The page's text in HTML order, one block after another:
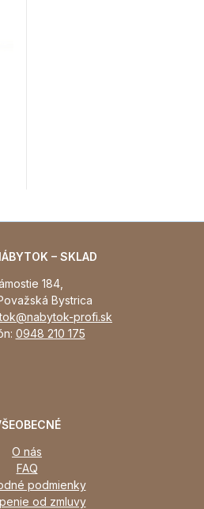
– SKLAD
184,
Bystrica
profi.sk
0948 210 175
O nás
FAQ
podmienky
od zmluvy